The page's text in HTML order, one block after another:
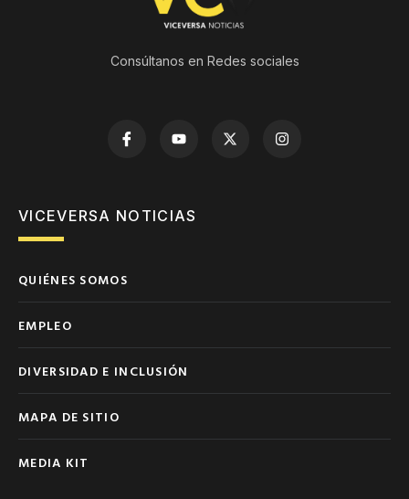
Consúltanos en Redes sociales
VICEVERSA NOTICIAS
QUIÉNES SOMOS
EMPLEO
DIVERSIDAD E INCLUSIÓN
MAPA DE SITIO
MEDIA KIT